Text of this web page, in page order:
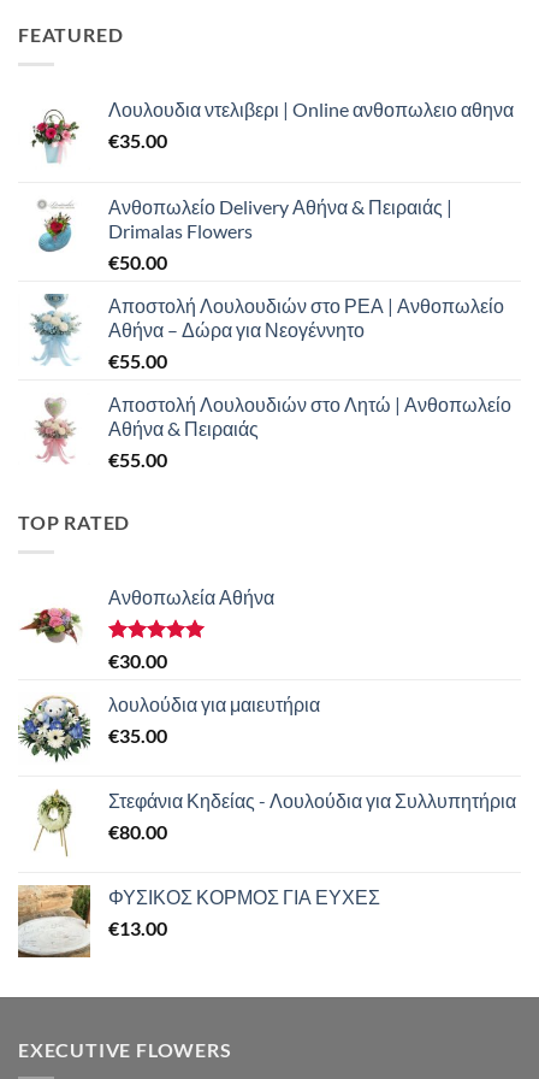
FEATURED
Λουλουδια ντελιβερι | Online ανθοπωλειο αθηνα
€35.00
Ανθοπωλείο Delivery Αθήνα & Πειραιάς |
Drimalas Flowers
€50.00
Αποστολή Λουλουδιών στο ΡΕΑ | Ανθοπωλείο
Αθήνα – Δώρα για Νεογέννητο
€55.00
Αποστολή Λουλουδιών στο Λητώ | Ανθοπωλείο
Αθήνα & Πειραιάς
€55.00
TOP RATED
Ανθοπωλεία Αθήνα
Βαθμολογήθηκε
από 5
€30.00
λουλούδια για μαιευτήρια
€35.00
Στεφάνια Κηδείας - Λουλούδια για Συλλυπητήρια
€80.00
ΦΥΣΙΚΟΣ ΚΟΡΜΟΣ ΓΙΑ ΕΥΧΕΣ
€13.00
EXECUTIVE FLOWERS